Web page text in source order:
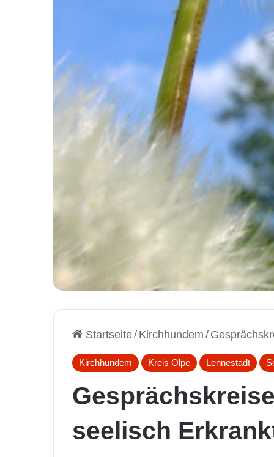
Startseite/ Kirchhundem /
Kirchhundem Kreis Olpe Lennestadt
seelisch